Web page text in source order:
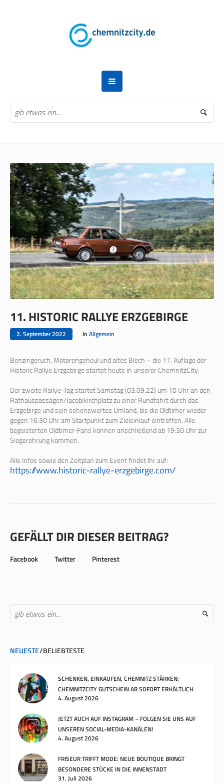
11. HISTORIC RALLYE ERZGEBIRGE
2. September 2022 In Allgemein
Benzingeruch, Motorengeheul und altes Blech – die 11. Auflage der
Historic Rallye Erzgebirge startet heute in unserer ChemnitzCity.
Der zweite Rallye-Tag startet Samstag (03.09.22) um 10 Uhr an den
Rathauspassagen/Jacobikirchplatz zu einer Rundfahrt durch das
Erzgebirge und sein sehenswertes Umland, bis die Oldtimer wieder
gegen 16:30 Uhr am Startpunkt zum Zieleinlauf eintreffen. Alle
begeisterten Oldtimer-Fans können anschließend ab 19:30 Uhr zur
Siegerehrung kommen.
Alle Infos sowie den Zeitplan zum Event findet Ihr auf:
https://www.historic-rallye-erzgebirge.com/
GEFÄLLT DIR DIESER BEITRAG?
Facebook Twitter Pinterest
NEUESTE BELIEBTESTE
SCHENKEN, EINKAUFEN, CHEMNITZ STÄRKEN:
CHEMNITZCITY GUTSCHEIN AB SOFORT ERHÄLTLICH
4. August 2026
JETZT AUCH AUF INSTAGRAM – FOLGEN SIE UNS AUF
UNSEREN SOCIAL-MEDIA-KANÄLEN!
4. August 2026
FRISEUR TRIFFT MODE: NEUE BOUTIQUE BRINGT
BESONDERE STÜCKE IN DIE INNENSTADT
31. Juli 2026